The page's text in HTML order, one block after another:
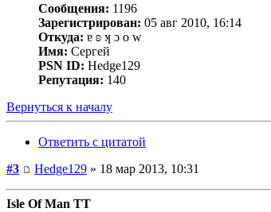
Сообщения: 1196
Зарегистрирован: 05 авг 2010, 16:14
Откуда: ɐ ʚ ʞ ɔ о w
Имя: Сергей
PSN ID: Hedge129
Репутация: 140
Вернуться к началу
Ответить с цитатой
#3
Hedge129 » 18 мар 2013, 10:31
Isle Of Man TT